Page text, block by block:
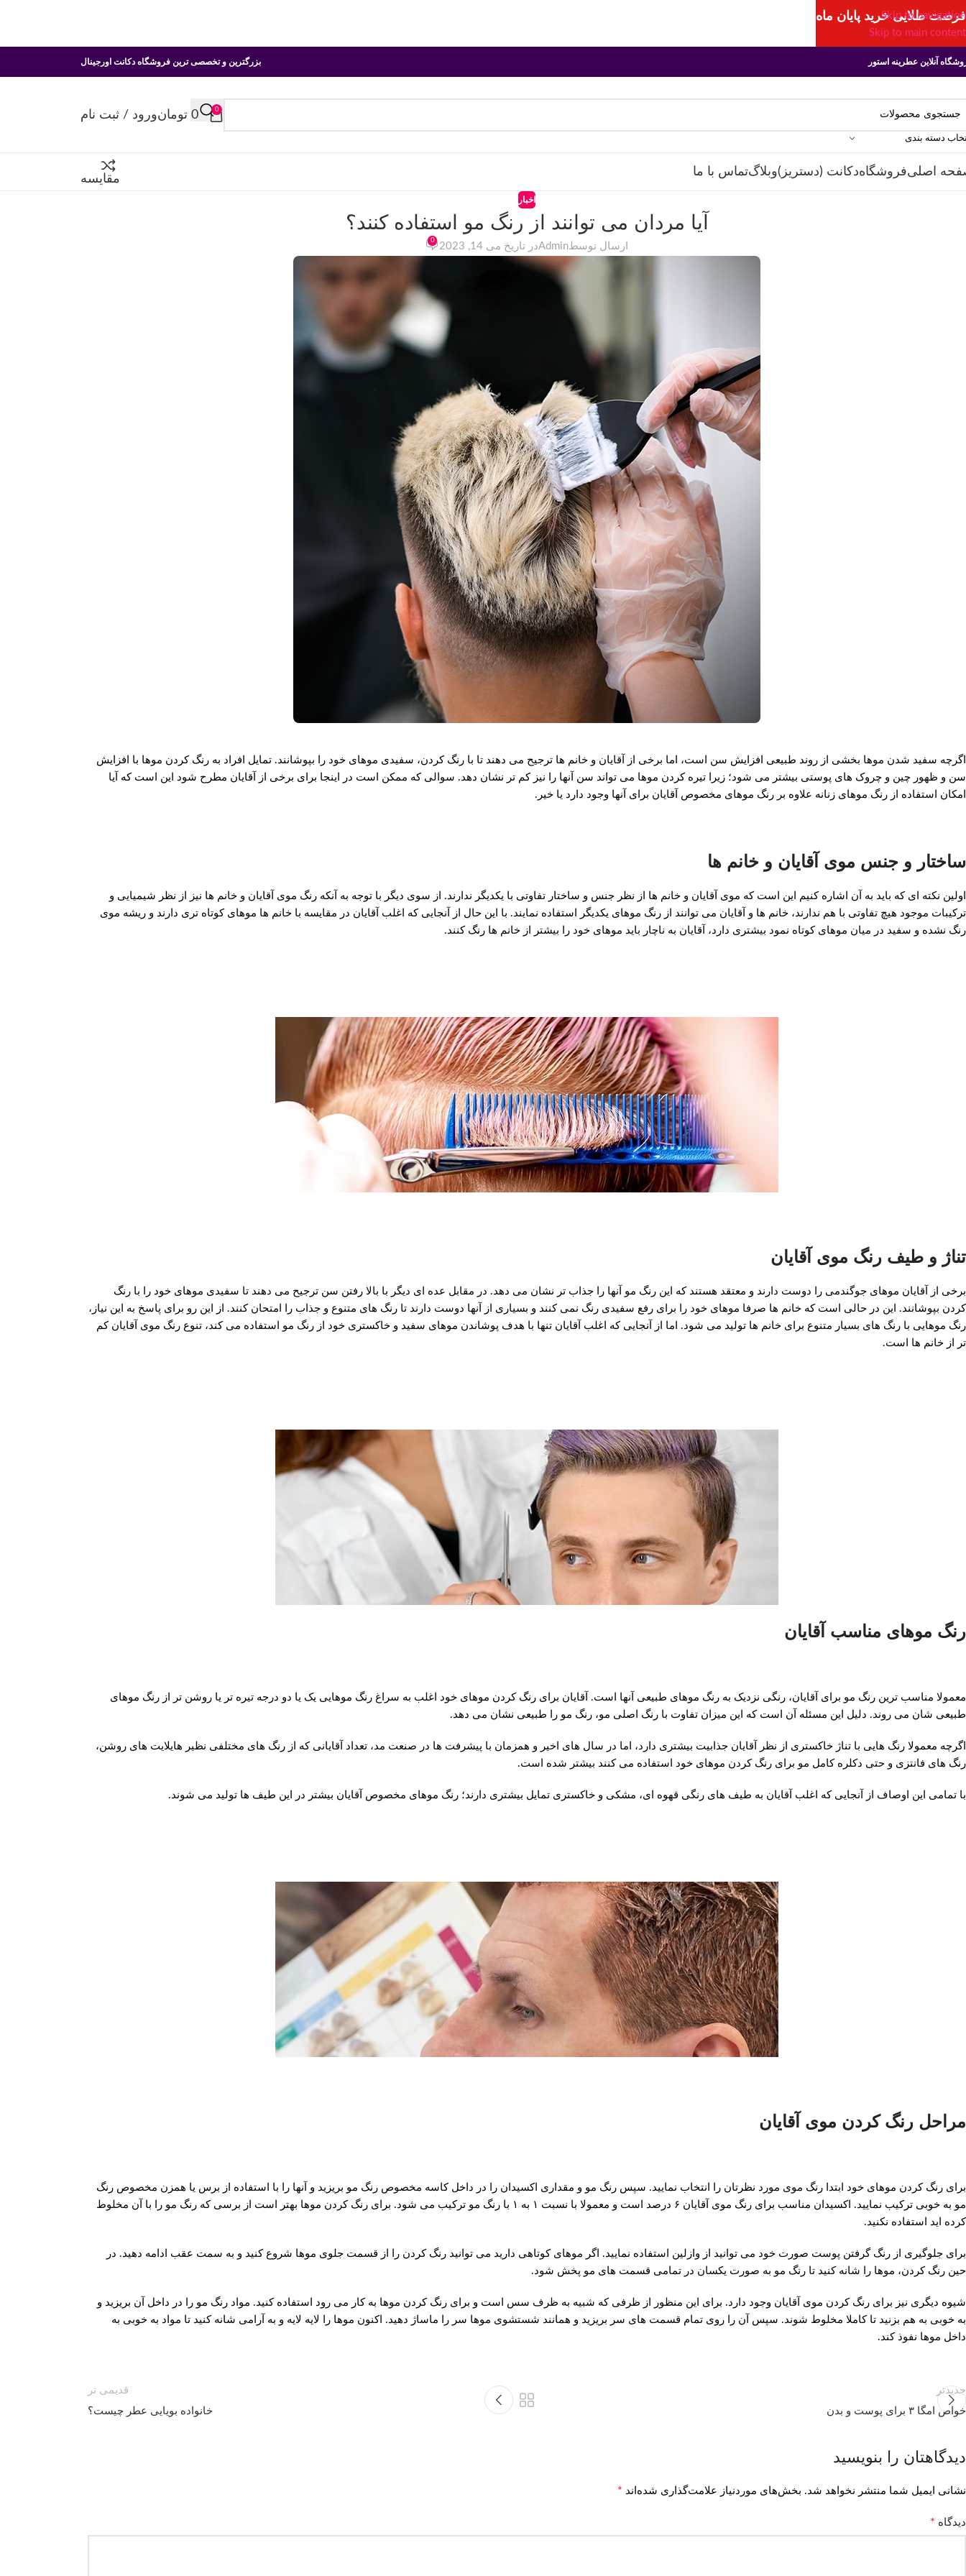
Skip to navigation
Skip to main content
آنلاین عطرینه استور بزرگترین و تخصصی ترین فروشگاه دکانت اورجینال
دسته بندی
0
0 تومانورود / ثبت نام
اصلیفروشگاهدکانت (دستریز)وبلاگتماس با ما
مقایسه
اخبار
آیا مردان می توانند از رنگ مو استفاده کنند؟
ارسال توسطAdminدر تاریخ می 14, 2023
0
اگرچه سفید شدن موها بخشی از روند طبیعی افزایش سن است، اما برخی از آقایان و خانم ها ترجیح می دهند تا با رنگ کردن، سفیدی موهای خود را بپوشانند. تمایل افراد به رنگ کردن موها با افزایش
سن و ظهور چین و چروک های پوستی بیشتر می شود؛ زیرا تیره کردن موها می تواند سن آنها را نیز کم تر نشان دهد. سوالی که ممکن است در اینجا برای برخی از آقایان مطرح شود این است که آیا
امکان استفاده از رنگ موهای زنانه علاوه بر رنگ موهای مخصوص آقایان برای آنها وجود دارد یا خیر.
ساختار و جنس موی آقایان و خانم ها
اولین نکته ای که باید به آن اشاره کنیم این است که موی آقایان و خانم ها از نظر جنس و ساختار تفاوتی با یکدیگر ندارند. از سوی دیگر با توجه به آنکه رنگ موی آقایان و خانم ها نیز از نظر شیمیایی و
ترکیبات موجود هیچ تفاوتی با هم ندارند، خانم ها و آقایان می توانند از رنگ موهای یکدیگر استفاده نمایند. با این حال از آنجایی که اغلب آقایان در مقایسه با خانم ها موهای کوتاه تری دارند و ریشه موی
رنگ نشده و سفید در میان موهای کوتاه نمود بیشتری دارد، آقایان به ناچار باید موهای خود را بیشتر از خانم ها رنگ کنند.
تناژ و طیف رنگ موی آقایان
برخی از آقایان موهای جوگندمی را دوست دارند و معتقد هستند که این رنگ مو آنها را جذاب تر نشان می دهد. در مقابل عده ای دیگر با بالا رفتن سن ترجیح می دهند تا سفیدی موهای خود را با رنگ
کردن بپوشانند. این در حالی است که خانم ها صرفا موهای خود را برای رفع سفیدی رنگ نمی کنند و بسیاری از آنها دوست دارند تا رنگ های متنوع و جذاب را امتحان کنند. از این رو برای پاسخ به این نیاز،
رنگ موهایی با رنگ های بسیار متنوع برای خانم ها تولید می شود. اما از آنجایی که اغلب آقایان تنها با هدف پوشاندن موهای سفید و خاکستری خود از رنگ مو استفاده می کند، تنوع رنگ موی آقایان کم
تر از خانم ها است.
رنگ موهای مناسب آقایان
معمولا مناسب ترین رنگ مو برای آقایان، رنگی نزدیک به رنگ موهای طبیعی آنها است. آقایان برای رنگ کردن موهای خود اغلب به سراغ رنگ موهایی یک یا دو درجه تیره تر یا روشن تر از رنگ موهای
طبیعی شان می روند. دلیل این مسئله آن است که این میزان تفاوت با رنگ اصلی مو، رنگ مو را طبیعی نشان می دهد.
اگرچه معمولا رنگ هایی با تناژ خاکستری از نظر آقایان جذابیت بیشتری دارد، اما در سال های اخیر و همزمان با پیشرفت ها در صنعت مد، تعداد آقایانی که از رنگ های مختلفی نظیر هایلایت های روشن،
رنگ های فانتزی و حتی دکلره کامل مو برای رنگ کردن موهای خود استفاده می کنند بیشتر شده است.
با تمامی این اوصاف از آنجایی که اغلب آقایان به طیف های رنگی قهوه ای، مشکی و خاکستری تمایل بیشتری دارند؛ رنگ موهای مخصوص آقایان بیشتر در این طیف ها تولید می شوند.
مراحل رنگ کردن موی آقایان
برای رنگ کردن موهای خود ابتدا رنگ موی مورد نظرتان را انتخاب نمایید. سپس رنگ مو و مقداری اکسیدان را در داخل کاسه مخصوص رنگ مو بریزید و آنها را با استفاده از برس یا همزن مخصوص رنگ
مو به خوبی ترکیب نمایید. اکسیدان مناسب برای رنگ موی آقایان ۶ درصد است و معمولا با نسبت ۱ به ۱ با رنگ مو ترکیب می شود. برای رنگ کردن موها بهتر است از برسی که رنگ مو را با آن مخلوط
کرده اید استفاده نکنید.
برای جلوگیری از رنگ گرفتن پوست صورت خود می توانید از وازلین استفاده نمایید. اگر موهای کوتاهی دارید می توانید رنگ کردن را از قسمت جلوی موها شروع کنید و به سمت عقب ادامه دهید. در
حین رنگ کردن، موها را شانه کنید تا رنگ مو به صورت یکسان در تمامی قسمت های مو پخش شود.
شیوه دیگری نیز برای رنگ کردن موی آقایان وجود دارد. برای این منظور از ظرفی که شبیه به ظرف سس است و برای رنگ کردن موها به کار می رود استفاده کنید. مواد رنگ مو را در داخل آن بریزید و
به خوبی به هم بزنید تا کاملا مخلوط شوند. سپس آن را روی تمام قسمت های سر بریزید و همانند شستشوی موها سر را ماساژ دهید. اکنون موها را لایه لایه و به آرامی شانه کنید تا مواد به خوبی به
داخل موها نفوذ کند.
جدیدتر
خواص امگا ۳ برای پوست و بدن
قدیمی تر
خانواده بویایی عطر چیست؟
دیدگاهتان را بنویسید
نشانی ایمیل شما منتشر نخواهد شد. بخش‌های موردنیاز علامت‌گذاری شده‌اند *
دیدگاه *
فرصت طلایی خرید پایان ماه